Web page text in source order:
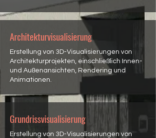
Architekturvisualisierung
Erstellung von 3D-Visualisierungen von
Architekturprojekten, einschließlich Innen-
und Außenansichten, Rendering und
Animationen.
Grundrissvisualisierung
Erstellung von 3D-Visualisierungen von